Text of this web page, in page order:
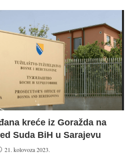
kreće iz Goražda na
Suda BiH u Sarajevu
21. kolovoza 2023.